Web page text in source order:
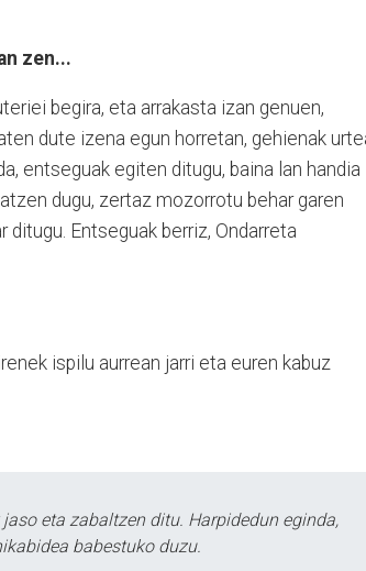
zen...
begira, eta arrakasta izan genuen,
dute izena egun horretan, gehienak
entseguak egiten ditugu, baina lan handia
dugu, zertaz mozorrotu behar garen
Entseguak berriz, Ondarreta
ispilu aurrean jarri eta euren kabuz
eta zabaltzen ditu. Harpidedun eginda,
babestuko duzu.